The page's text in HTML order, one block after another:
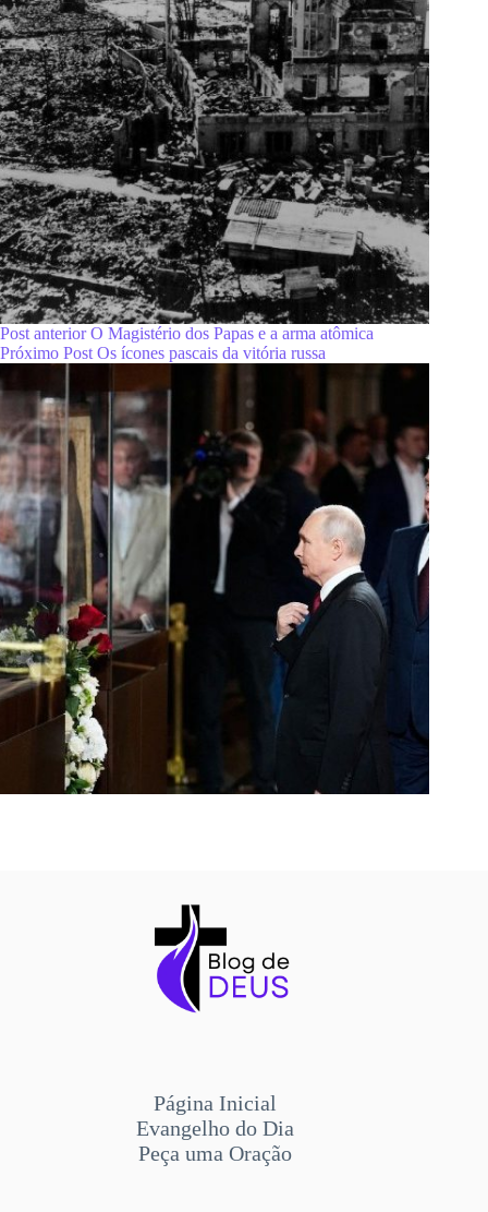
PostanteriorO Magistério dos Papas e a arma atômica
Próximo Post Os ícones pascais da vitória russa
Página Inicial
Evangelho do Dia
Peça uma Oração